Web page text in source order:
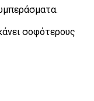
σοφότερους